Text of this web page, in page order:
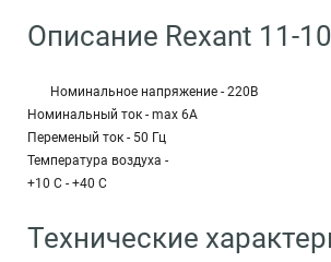
Описание Rexant 11-
Номинальное напряжение - 220В
Номинальный ток - max 6A
Переменый ток - 50 Гц
Температура воздуха -
+10 С - +40 С
Технические